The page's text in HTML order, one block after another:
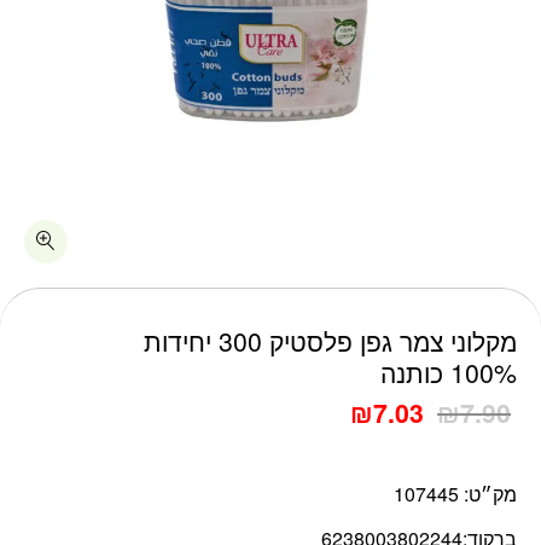
מקלוני צמר גפן פלסטיק 300 יחידות
100% כותנה
₪7.90
₪7.03
מק״ט: 107445
ברקוד:6238003802244
כמות מקלוני צמר גפן פלסטיק 300 יחידות 100% כותנה